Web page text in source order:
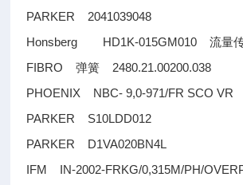
PARKER 2041039048
Honsberg HD1K-015GM010流量
FIBRO弹簧 2480.21.00200.038
PHOENIX NBC- 9,0-971/FR SCO VR
PARKER S10LDD012
PARKER D1VA020BN4L
IFM IN-2002-FRKG/0,315M/PH/